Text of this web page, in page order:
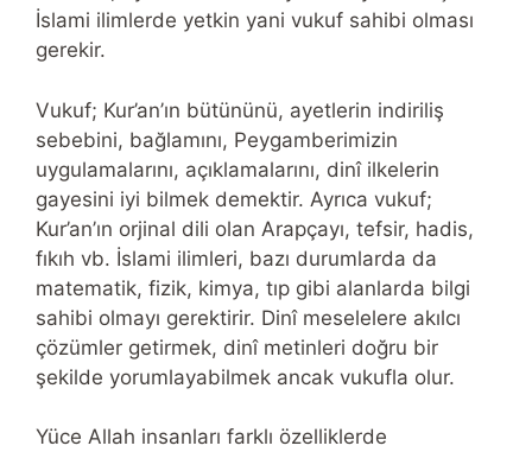
İslami ilimlerde yetkin yani vukuf sahibi olması
gerekir.
Vukuf; Kur’an’ın bütününü, ayetlerin indiriliş
sebebini, bağlamını, Peygamberimizin
uygulamalarını, açıklamalarını, dinî ilkelerin
gayesini iyi bilmek demektir. Ayrıca vukuf;
Kur’an’ın orjinal dili olan Arapçayı, tefsir, hadis,
fıkıh vb. İslami ilimleri, bazı durumlarda da
matematik, fizik, kimya, tıp gibi alanlarda bilgi
sahibi olmayı gerektirir. Dinî meselelere akılcı
çözümler getirmek, dinî metinleri doğru bir
şekilde yorumlayabilmek ancak vukufla olur.
Yüce Allah insanları farklı özelliklerde